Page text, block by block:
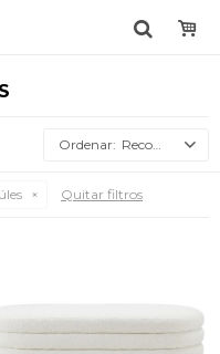
Recomendados
Quitar filtros